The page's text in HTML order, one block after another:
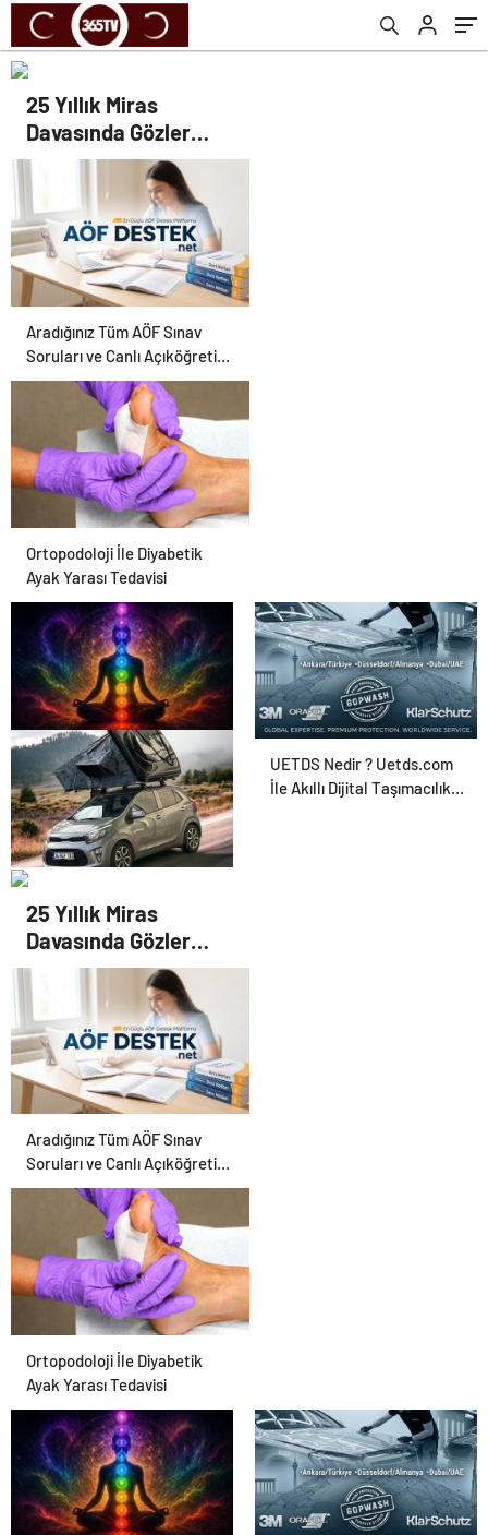
25 Yıllık Miras
Davasında Gözler
Temmuz Ayındaki
Karar Duruşmasına
Çevrildi
Aradığınız Tüm AÖF Sınav
Soruları ve Canlı Açıköğretim
Forumu Burada
Ortopodoloji İle Diyabetik
Ayak Yarası Tedavisi
Zihnin Gizemli Sınırları ve
Ötesi : Nasılnedir.com
UETDS Nedir ? Uetds.com
İle Akıllı Dijital Taşımacılık
Serjoy : Dijital Medya
Ajansı, Google Reklam
Ajansı, SEO Ajansı ve Web
Tasarım Ajansı
25 Yıllık Miras
Davasında Gözler
Temmuz Ayındaki
Karar Duruşmasına
Çevrildi
Aradığınız Tüm AÖF Sınav
Soruları ve Canlı Açıköğretim
Forumu Burada
Ortopodoloji İle Diyabetik
Ayak Yarası Tedavisi